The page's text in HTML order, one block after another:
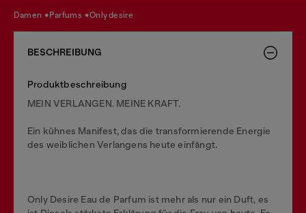
damen parfums only desire
BESCHREIBUNG
Produktbeschreibung
MEIN VERLANGEN. MEINE KRAFT.
Ein kühnes Manifest, das die transformierende Energie
des weiblichen Verlangens heute einfängt.
Only Desire Eau de Parfum ist mehr als nur ein Duft, es